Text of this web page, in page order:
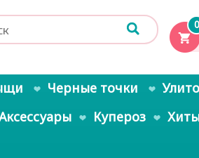
0
Черные точки
Купероз